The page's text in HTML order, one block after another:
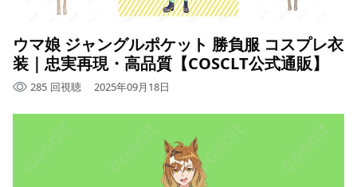
ウマ娘 ジャングルポケット 勝負服 コスプレ衣
装｜忠実再現・高品質【COSCLT公式通販】
285 回視聴 2025年09月18日